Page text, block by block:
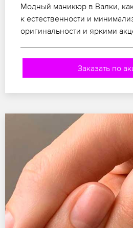
Модный маникюр в Валки,
к естественности и
оригинальности и яркими
Заказать по